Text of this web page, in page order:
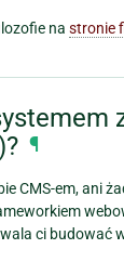
na stronie
¶
CMS-em, ani
ci budować